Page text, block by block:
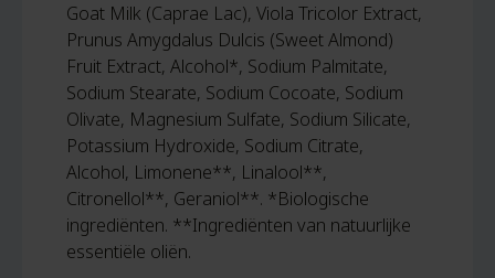
Goat Milk (Caprae Lac), Viola Tricolor Extract,
Prunus Amygdalus Dulcis (Sweet Almond)
Fruit Extract, Alcohol*, Sodium Palmitate,
Sodium Stearate, Sodium Cocoate, Sodium
Olivate, Magnesium Sulfate, Sodium Silicate,
Potassium Hydroxide, Sodium Citrate,
Alcohol, Limonene**, Linalool**,
Citronellol**, Geraniol**. *Biologische
ingrediënten. **Ingrediënten van natuurlijke
essentiële oliën.